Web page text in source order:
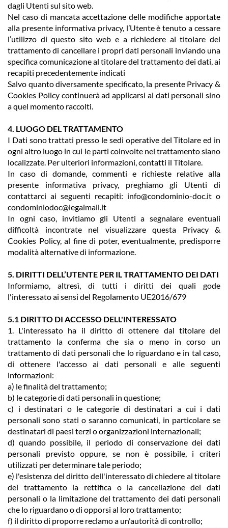
dagli Utenti sul sito web.
Nel caso di mancata accettazione delle modifiche apportate
alla presente informativa privacy, l’Utente è tenuto a cessare
l’utilizzo di questo sito web e a richiedere al titolare del
trattamento di cancellare i propri dati personali inviando una
specifica comunicazione al titolare del trattamento dei dati, ai
recapiti precedentemente indicati
Salvo quanto diversamente specificato, la presente Privacy &
Cookies Policy continuerà ad applicarsi ai dati personali sino
a quel momento raccolti.
4. LUOGO DEL TRATTAMENTO
I Dati sono trattati presso le sedi operative del Titolare ed in
ogni altro luogo in cui le parti coinvolte nel trattamento siano
localizzate. Per ulteriori informazioni, contatti il Titolare.
In caso di domande, commenti e richieste relative alla
presente informativa privacy, preghiamo gli Utenti di
contattarci ai seguenti recapiti: info@condominio-doc.it o
condominiodoc@legalmail.it
In ogni caso, invitiamo gli Utenti a segnalare eventuali
difficoltà incontrate nel visualizzare questa Privacy &
Cookies Policy, al fine di poter, eventualmente, predisporre
modalità alternative di informazione.
5. DIRITTI DELL’UTENTE PER IL TRATTAMENTO DEI DATI
Informiamo, altresì, di tutti i diritti dei quali gode
l'interessato ai sensi del Regolamento UE2016/679
5.1 DIRITTO DI ACCESSO DELL'INTERESSATO
1. L'interessato ha il diritto di ottenere dal titolare del
trattamento la conferma che sia o meno in corso un
trattamento di dati personali che lo riguardano e in tal caso,
di ottenere l'accesso ai dati personali e alle seguenti
informazioni:
a) le finalità del trattamento;
b) le categorie di dati personali in questione;
c) i destinatari o le categorie di destinatari a cui i dati
personali sono stati o saranno comunicati, in particolare se
destinatari di paesi terzi o organizzazioni internazionali;
d) quando possibile, il periodo di conservazione dei dati
personali previsto oppure, se non è possibile, i criteri
utilizzati per determinare tale periodo;
e) l'esistenza del diritto dell'interessato di chiedere al titolare
del trattamento la rettifica o la cancellazione dei dati
personali o la limitazione del trattamento dei dati personali
che lo riguardano o di opporsi al loro trattamento;
f) il diritto di proporre reclamo a un'autorità di controllo;